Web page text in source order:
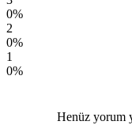
0%
2
0%
1
0%
Henüz yorum